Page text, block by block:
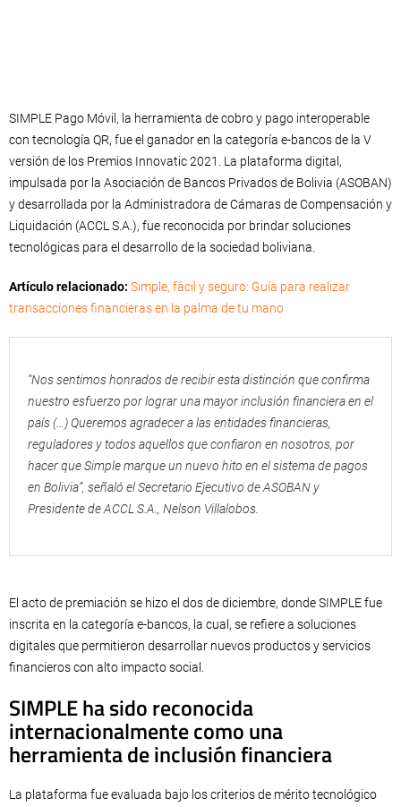
SIMPLE Pago Móvil, la herramienta de cobro y pago interoperable
con tecnología QR, fue el ganador en la categoría e-bancos de la V
versión de los Premios Innovatic 2021. La plataforma digital,
impulsada por la Asociación de Bancos Privados de Bolivia (ASOBAN)
y desarrollada por la Administradora de Cámaras de Compensación y
Liquidación (ACCL S.A.), fue reconocida por brindar soluciones
tecnológicas para el desarrollo de la sociedad boliviana.
Artículo relacionado: Simple, fácil y seguro: Guía para realizar
transacciones financieras en la palma de tu mano
“Nos sentimos honrados de recibir esta distinción que confirma
nuestro esfuerzo por lograr una mayor inclusión financiera en el
país (…) Queremos agradecer a las entidades financieras,
reguladores y todos aquellos que confiaron en nosotros, por
hacer que Simple marque un nuevo hito en el sistema de pagos
en Bolivia”, señaló el Secretario Ejecutivo de ASOBAN y
Presidente de ACCL S.A., Nelson Villalobos.
El acto de premiación se hizo el dos de diciembre, donde SIMPLE fue
inscrita en la categoría e-bancos, la cual, se refiere a soluciones
digitales que permitieron desarrollar nuevos productos y servicios
financieros con alto impacto social.
SIMPLE ha sido reconocida
internacionalmente como una
herramienta de inclusión financiera
La plataforma fue evaluada bajo los criterios de mérito tecnológico